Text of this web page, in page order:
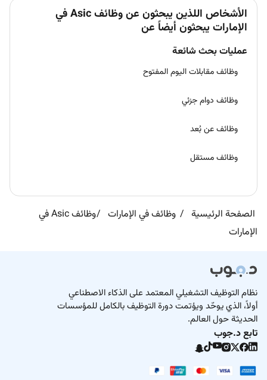
الأشخاص اللذين يبحثون عن وظائف Asic في
الإمارات يبحثون أيضاً عن
عمليات بحث شائعة
وظائف مقابلات اليوم المفتوح
وظائف دوام جزئي
وظائف عن بُعد
وظائف مستقل
الصفحة الرئيسية وظائف في الإمارات
وظائف Asic في
الإمارات
نظام التوظيف التشغيلي المعتمد على الذكاء الاصطناعي
أولاً، الذي يوحّد ويؤتمت دورة التوظيف بالكامل للمؤسسات
الحديثة حول العالم.
تابع د.جوب